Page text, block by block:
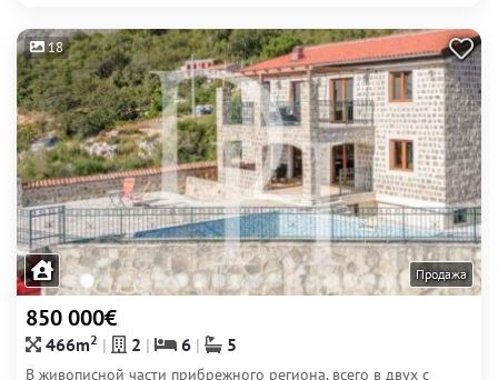
18
Продажа
850 000€
466m2 2 6 5
В живописной части прибрежного региона, всего в двух с